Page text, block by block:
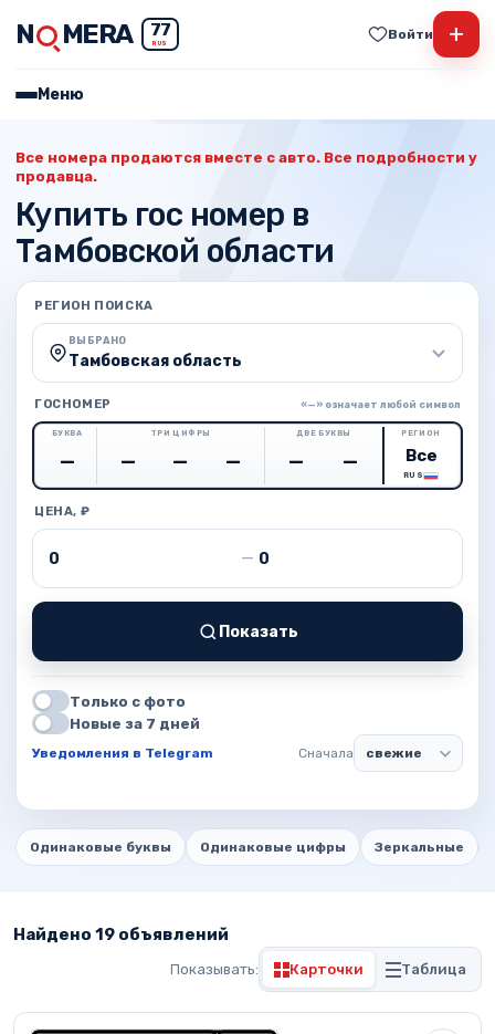
N MERA 77
RUS
Войти +
Меню
Все номера продаются вместе с авто. Все подробности у
продавца.
Купить гос номер в
Тамбовской области
РЕГИОН ПОИСКА
ВЫБРАНО
Тамбовская область
ГОСНОМЕР «—» означает любой символ
БУКВА ТРИ ЦИФРЫ ДВЕ БУКВЫ РЕГИОН
RUS
ЦЕНА, ₽
Цена от — Цена до
Показать
Только с фото
Новые за 7 дней
Уведомления в Telegram Сначала
Одинаковые буквы Одинаковые цифры Зеркальные
Найдено 19 объявлений
Показывать: Карточки Таблица